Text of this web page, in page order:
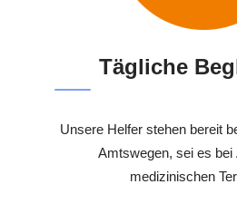
Tägliche
Unsere Helfer stehen bereit
Amtswegen, sei es bei
medizinischen